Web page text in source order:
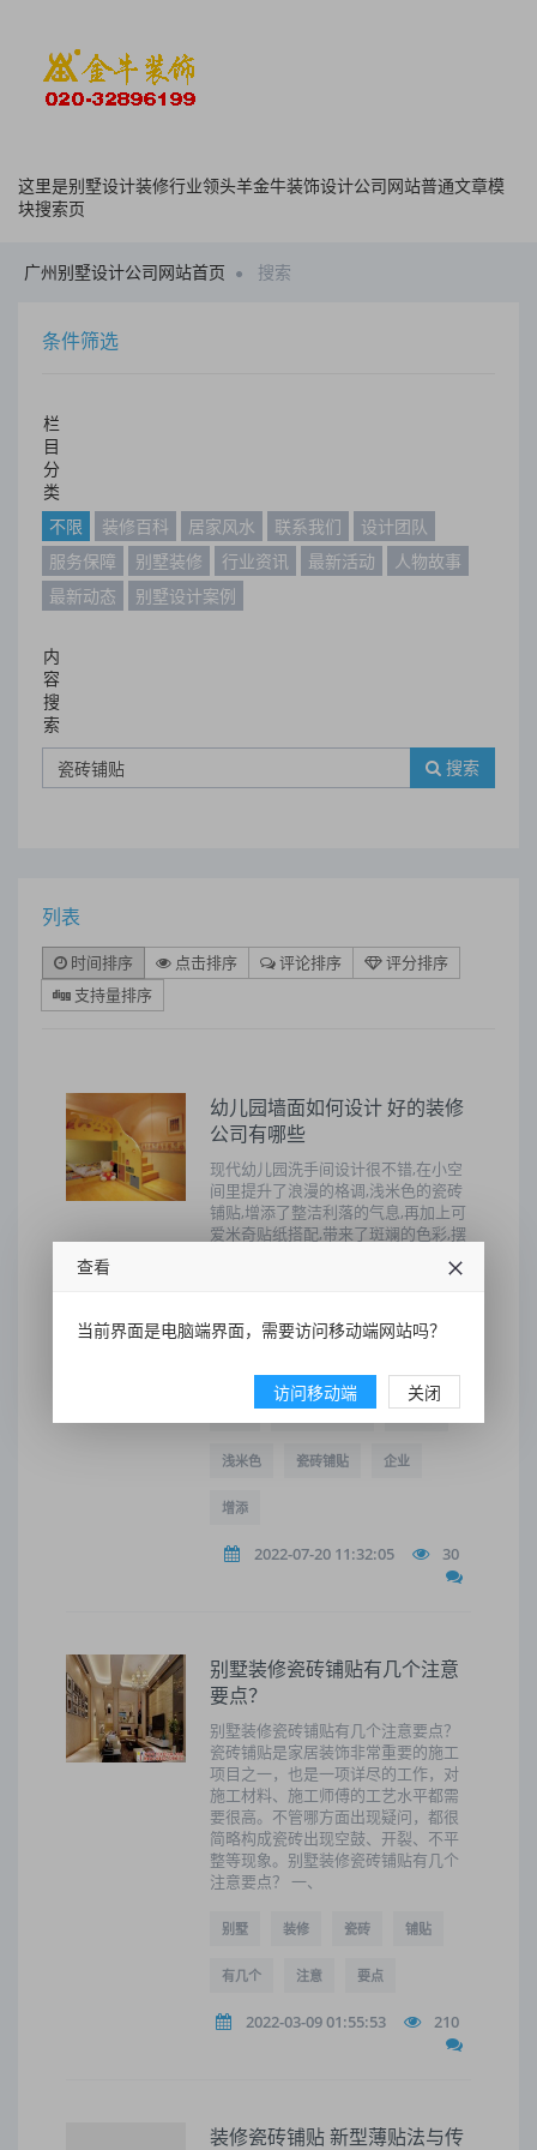
这里是别墅设计装修行业领头羊金牛装饰设计公司网站普通文章模
块搜索页
广州别墅设计公司网站首页 搜索
条件筛选
栏
目
分
类
不限
装修百科 居家风水 联系我们
设计团队
服务保障
别墅装修 行业资讯 最新活动
人物故事
最新动态
别墅设计案例
内
容
搜
索
搜索
列表
时间排序 点击排序 评论排序
评分排序
支持量排序
幼儿园墙面如何设计 好的装修
公司有哪些
现代幼儿园洗手间设计很不错,在小空
间里提升了浪漫的格调,浅米色的瓷砖
铺贴,增添了整洁利落的气息,再加上可
爱米奇贴纸搭配,带来了斑斓的色彩,摆
洗漱也更加方便便捷,室内浅米色的防
加方便。
好的装修公司 很重要
浅米色 瓷砖铺贴 企业
增添
2022-07-20 11:32:05 30
别墅装修瓷砖铺贴有几个注意
要点？
别墅装修瓷砖铺贴有几个注意要点？
瓷砖铺贴是家居装饰非常重要的施工
项目之一，也是一项详尽的工作，对
施工材料、施工师傅的工艺水平都需
要很高。不管哪方面出现疑问，都很
简略构成瓷砖出现空鼓、开裂、不平
整等现象。别墅装修瓷砖铺贴有几个
注意要点？ 一、
别墅 装修 瓷砖 铺贴
有几个 注意 要点
2022-03-09 01:55:53 210
装修瓷砖铺贴 新型薄贴法与传
查看
当前界面是电脑端界面，需要访问移动端网站吗？
访问移动端 关闭